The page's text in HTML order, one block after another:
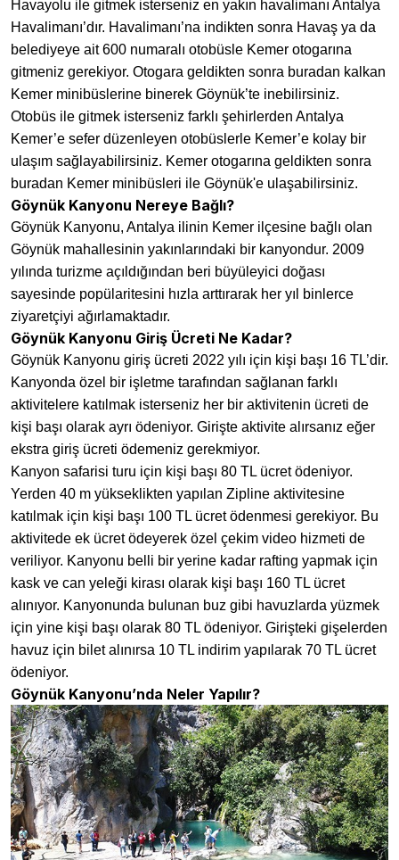
Havayolu ile gitmek isterseniz en yakın havalimanı Antalya
Havalimanı’dır. Havalimanı’na indikten sonra Havaş ya da
belediyeye ait 600 numaralı otobüsle Kemer otogarına
gitmeniz gerekiyor. Otogara geldikten sonra buradan kalkan
Kemer minibüslerine binerek Göynük’te inebilirsiniz.
Otobüs ile gitmek isterseniz farklı şehirlerden Antalya
Kemer’e sefer düzenleyen otobüslerle Kemer’e kolay bir
ulaşım sağlayabilirsiniz. Kemer otogarına geldikten sonra
buradan Kemer minibüsleri ile Göynük'e ulaşabilirsiniz.
Göynük Kanyonu Nereye Bağlı?
Göynük Kanyonu, Antalya ilinin Kemer ilçesine bağlı olan
Göynük mahallesinin yakınlarındaki bir kanyondur. 2009
yılında turizme açıldığından beri büyüleyici doğası
sayesinde popülaritesini hızla arttırarak her yıl binlerce
ziyaretçiyi ağırlamaktadır.
Göynük Kanyonu Giriş Ücreti Ne Kadar?
Göynük Kanyonu giriş ücreti 2022 yılı için kişi başı 16 TL’dir.
Kanyonda özel bir işletme tarafından sağlanan farklı
aktivitelere katılmak isterseniz her bir aktivitenin ücreti de
kişi başı olarak ayrı ödeniyor. Girişte aktivite alırsanız eğer
ekstra giriş ücreti ödemeniz gerekmiyor.
Kanyon safarisi turu için kişi başı 80 TL ücret ödeniyor.
Yerden 40 m yükseklikten yapılan Zipline aktivitesine
katılmak için kişi başı 100 TL ücret ödenmesi gerekiyor. Bu
aktivitede ek ücret ödeyerek özel çekim video hizmeti de
veriliyor. Kanyonu belli bir yerine kadar rafting yapmak için
kask ve can yeleği kirası olarak kişi başı 160 TL ücret
alınıyor. Kanyonunda bulunan buz gibi havuzlarda yüzmek
için yine kişi başı olarak 80 TL ödeniyor. Girişteki gişelerden
havuz için bilet alınırsa 10 TL indirim yapılarak 70 TL ücret
ödeniyor.
Göynük Kanyonu’nda Neler Yapılır?